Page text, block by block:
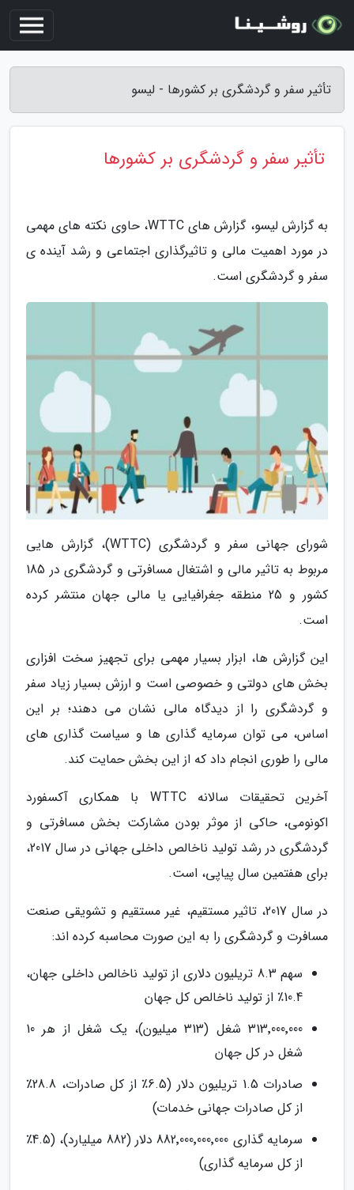
تأثیر سفر و گردشگری بر کشورها - لیسو
تأثیر سفر و گردشگری بر کشورها
به گزارش لیسو، گزارش های WTTC، حاوی نکته های مهمی
در مورد اهمیت مالی و تاثیرگذاری اجتماعی و رشد آینده ی
سفر و گردشگری است.
شورای جهانی سفر و گردشگری (WTTC)، گزارش هایی
مربوط به تاثیر مالی و اشتغال مسافرتی و گردشگری در 185
کشور و 25 منطقه جغرافیایی یا مالی جهان منتشر کرده
است.
این گزارش ها، ابزار بسیار مهمی برای تجهیز سخت افزاری
بخش های دولتی و خصوصی است و ارزش بسیار زیاد سفر
و گردشگری را از دیدگاه مالی نشان می دهند؛ بر این
اساس، می توان سرمایه گذاری ها و سیاست گذاری های
مالی را طوری انجام داد که از این بخش حمایت کند.
آخرین تحقیقات سالانه WTTC با همکاری آکسفورد
اکونومی، حاکی از موثر بودن مشارکت بخش مسافرتی و
گردشگری در رشد تولید ناخالص داخلی جهانی در سال 2017،
برای هفتمین سال پیاپی، است.
در سال 2017، تاثیر مستقیم، غیر مستقیم و تشویقی صنعت
مسافرت و گردشگری را به این صورت محاسبه کرده اند:
سهم 8.3 تریلیون دلاری از تولید ناخالص داخلی جهان،
10.4٪ از تولید ناخالص کل جهان
313٬000٬000 شغل (313 میلیون)، یک شغل از هر 10
شغل در کل جهان
صادرات 1.5 تریلیون دلار (6.5٪ از کل صادرات، 28.8٪
از کل صادرات جهانی خدمات)
سرمایه گذاری 882٬000٬000٬000 دلار (882 میلیارد)، (4.5٪
از کل سرمایه گذاری)